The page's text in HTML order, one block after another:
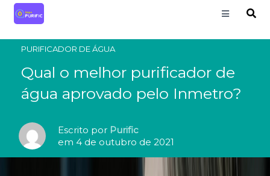
PURIFICADOR DE ÁGUA
Qual o melhor purificador de
água aprovado pelo Inmetro?
Escrito por Purific
em 4 de outubro de 2021